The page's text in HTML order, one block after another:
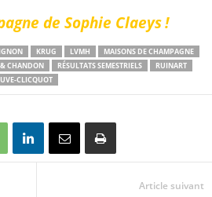
de Sophie Claeys !
KRUG LVMH
MAISONS DE CHAMPAGNE
& CHANDON RÉSULTATS SEMESTRIELS
RUINART
CLICQUOT
Article suivant